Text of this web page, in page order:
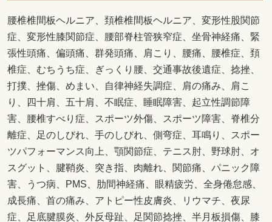
腰椎椎間板ヘルニア、頚椎椎間板ヘルニア、変形性股関節
症、変形性膝関節症、腰部脊柱管狭窄症、坐骨神経痛、緊
張性頭痛、偏頭痛、群発頭痛、肩こり、腰痛、腰椎症、頚
椎症、むちうち症、ぎっくり腰、交通事故後遺症、捻挫、
打撲、挫傷、めまい、自律神経失調症、肩の痛み、肩こ
り、四十肩、五十肩、不眠症、睡眠障害、起立性調節障
害、腰椎すべり症、スポーツ外傷、スポーツ障害、脊椎分
離症、足のしびれ、手のしびれ、側弯症、耳鳴り、スポー
ツパフォーマンス向上、顎関節症、テニス肘、野球肘、オ
スグット、腱鞘炎、突き指、肉離れ、関節痛、パニック障
害、うつ病、PMS、肋間神経痛、眼精疲労、全身倦怠感、
成長痛、首の痛み、アトピー性皮膚炎、リウマチ、夜尿
症、足底腱膜炎、外反母趾、足関節捻挫、半月板損傷、膝